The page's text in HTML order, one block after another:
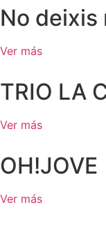
No deixis
Ver más
TRIO LA
Ver más
OH!JOVE
Ver más